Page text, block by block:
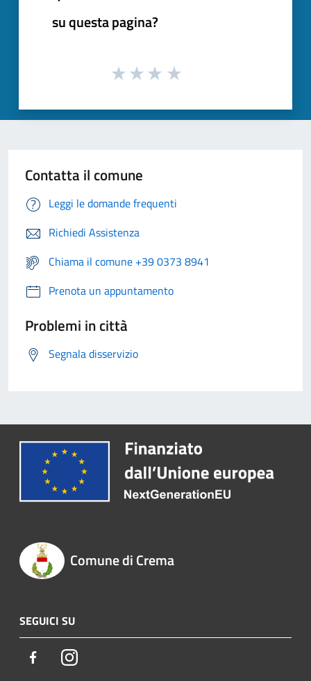
su questa pagina?
Contatta il comune
Leggi le domande frequenti
Richiedi Assistenza
Chiama il comune +39 0373 8941
Prenota un appuntamento
Problemi in città
Segnala disservizio
Comune di Crema
SEGUICI SU
FacebookInstagram